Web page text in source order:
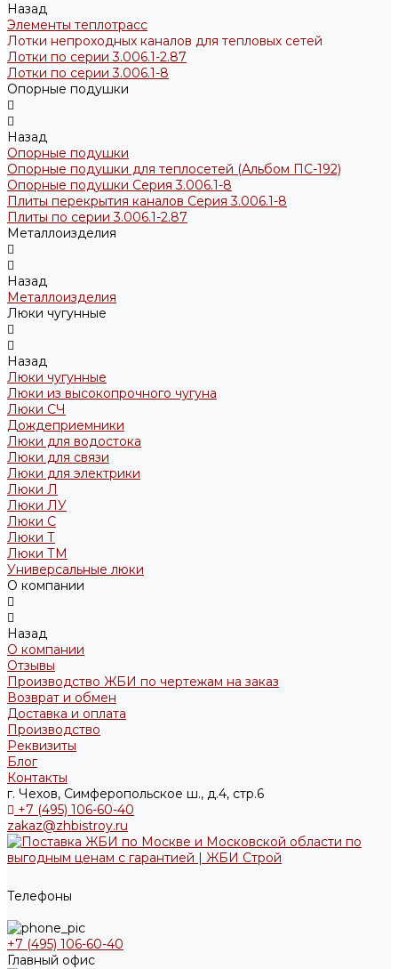
Назад
Элементы теплотрасс
Лотки непроходных каналов для тепловых сетей
Лотки по серии 3.006.1-2.87
Лотки по серии 3.006.1-8
Опорные подушки
Назад
Опорные подушки
Опорные подушки для теплосетей (Альбом ПС-192)
Опорные подушки Серия 3.006.1-8
Плиты перекрытия каналов Серия 3.006.1-8
Плиты по серии 3.006.1-2.87
Металлоизделия
Назад
Металлоизделия
Люки чугунные
Назад
Люки чугунные
Люки из высокопрочного чугуна
Люки СЧ
Дождеприемники
Люки для водостока
Люки для связи
Люки для электрики
Люки Л
Люки ЛУ
Люки С
Люки Т
Люки ТМ
Универсальные люки
О компании
Назад
О компании
Отзывы
Производство ЖБИ по чертежам на заказ
Возврат и обмен
Доставка и оплата
Производство
Реквизиты
Блог
Контакты
г. Чехов, Симферопольское ш., д.4, стр.6
+7 (495) 106-60-40
zakaz@zhbistroy.ru
Телефоны
+7 (495) 106-60-40
Главный офис